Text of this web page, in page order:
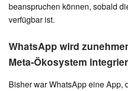
beanspruchen können, sobald
verfügbar ist.
WhatsApp wird
Meta-Ökosystem
Bisher war WhatsApp eine App,